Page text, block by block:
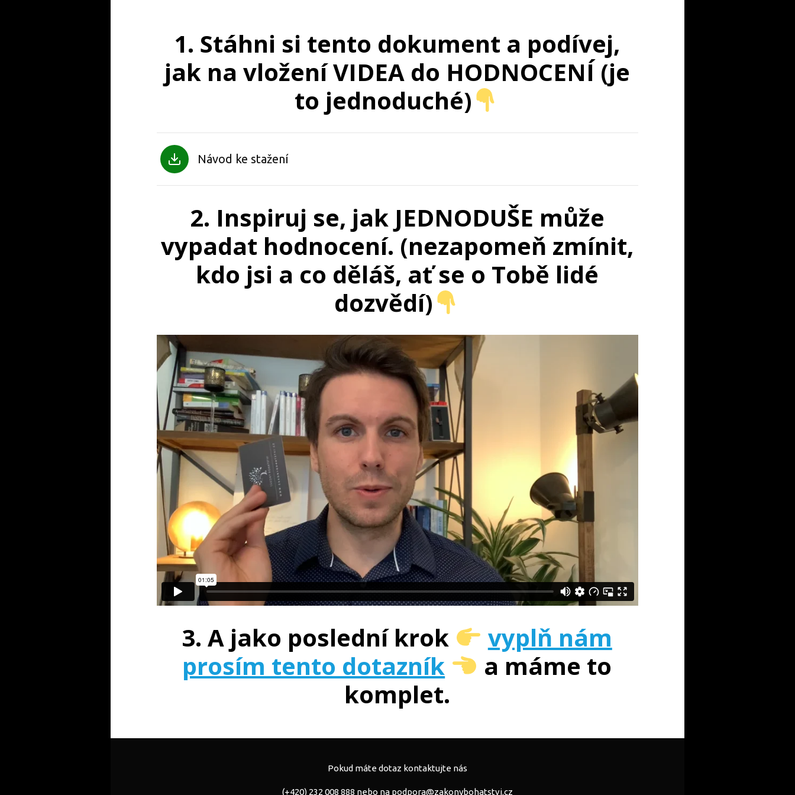
1. Stáhni si tento dokument a podívej,
jak na vložení VIDEA do HODNOCENÍ (je
to jednoduché)
Návod ke stažení
2. Inspiruj se, jak JEDNODUŠE může
vypadat hodnocení. (nezapomeň zmínit,
kdo jsi a co děláš, ať se o Tobě lidé
dozvědí)
3. A jako poslední krok
vyplň nám
prosím tento dotazník
a máme to
komplet.
Pokud máte dotaz kontaktujte nás
(+420) 232 008 888 nebo na podpora@zakonybohatstvi.cz